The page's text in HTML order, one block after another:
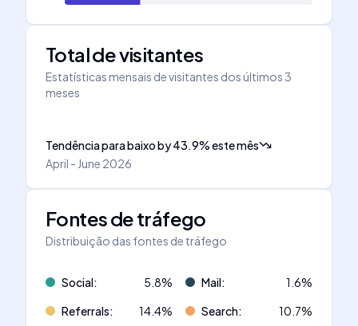
Total de visitantes
Estatísticas mensais de visitantes dos últimos 3
meses
Tendência para baixoby43.9%este mês
April - June 2026
Fontes de tráfego
Distribuição das fontes de tráfego
Social: 5.8% Mail: 1.6%
Referrals: 14.4% Search: 10.7%